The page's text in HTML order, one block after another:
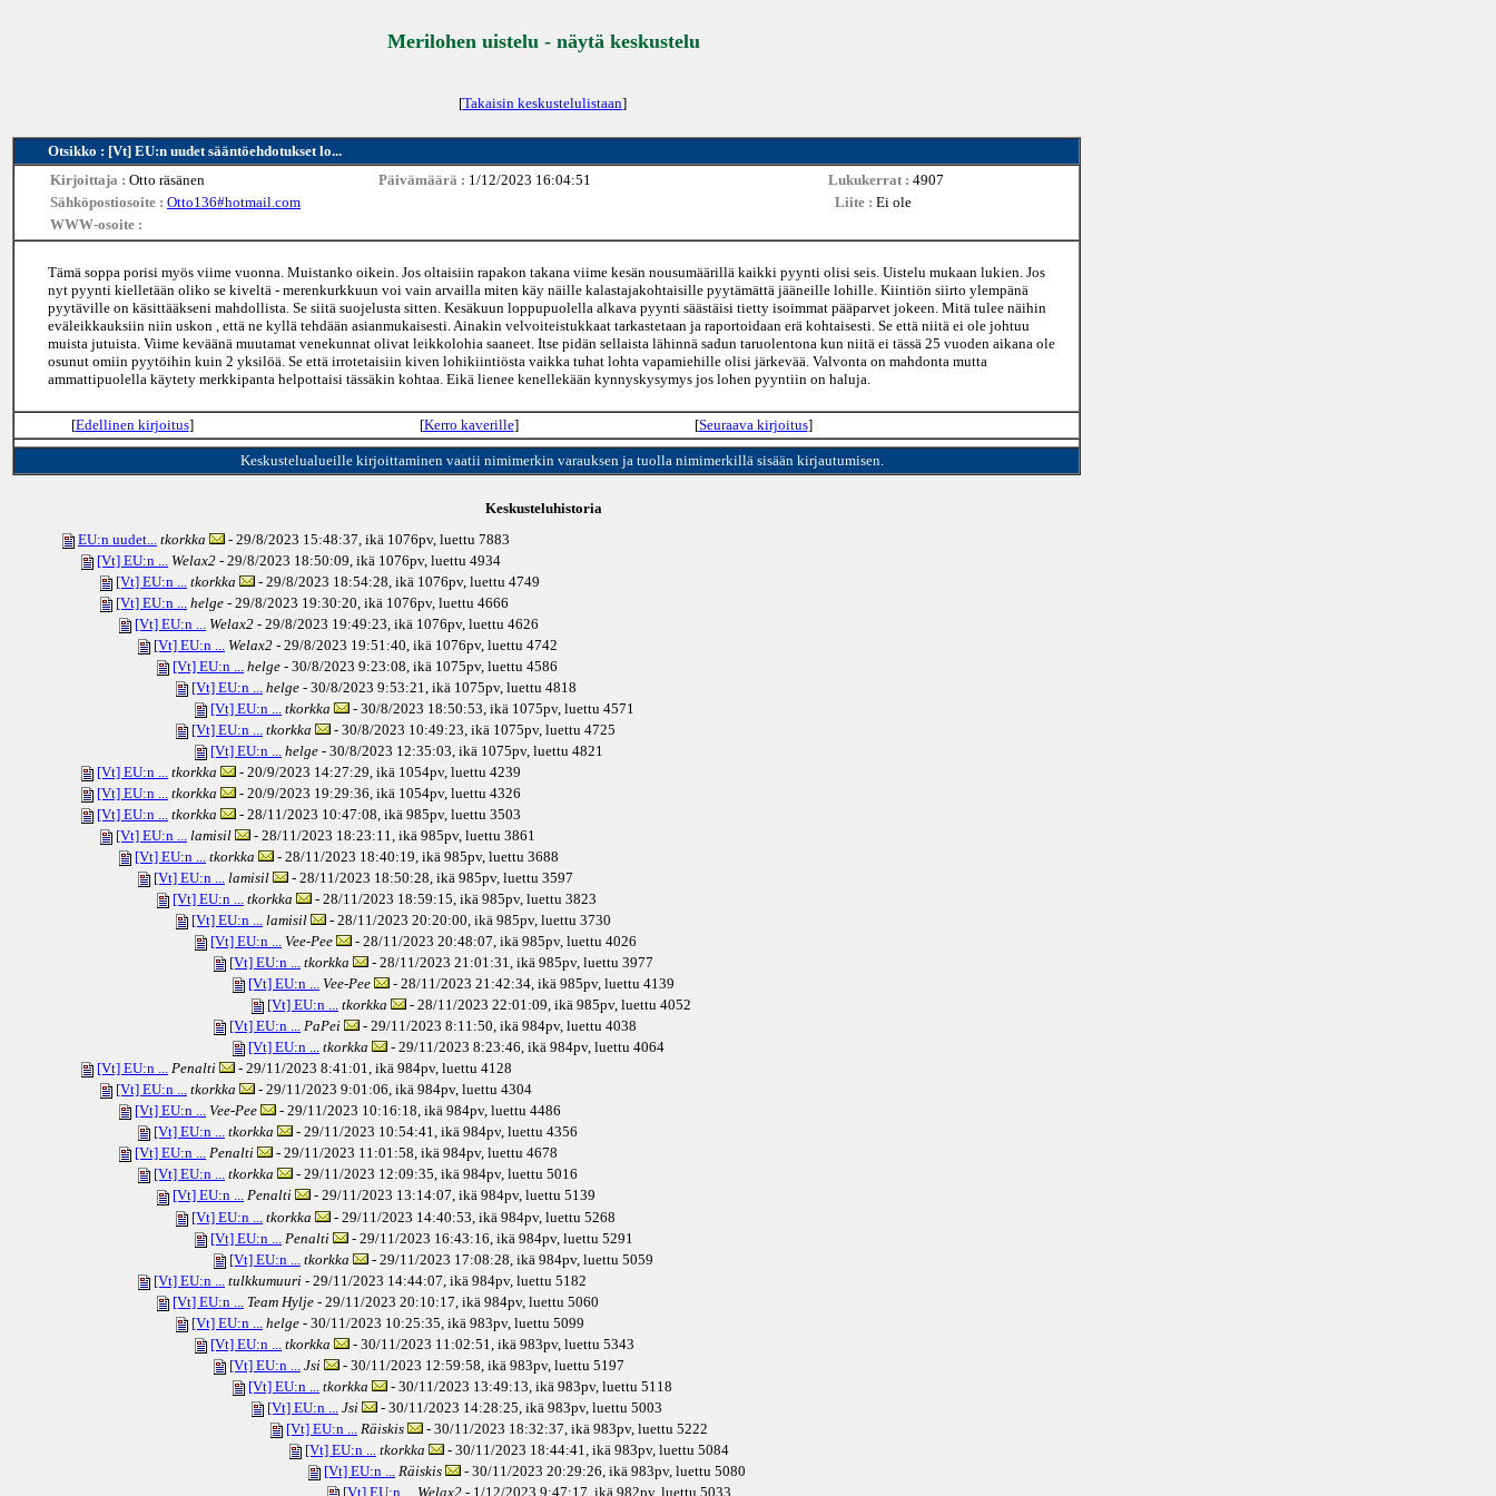
Merilohen uistelu - näytä keskustelu
[Takaisin keskustelulistaan]
Otsikko : [Vt] EU:n uudet sääntöehdotukset lo...
Kirjoittaja : Otto räsänen Päivämäärä : 1/12/2023 16:04:51 Lukukerrat : 4907
Sähköpostiosoite : Otto136#hotmail.com Liite : Ei ole
WWW-osoite :
Tämä soppa porisi myös viime vuonna. Muistanko oikein. Jos oltaisiin rapakon takana viime kesän nousumäärillä kaikki pyynti olisi seis. Uistelu mukaan lukien. Jos
nyt pyynti kielletään oliko se kiveltä - merenkurkkuun voi vain arvailla miten käy näille kalastajakohtaisille pyytämättä jääneille lohille. Kiintiön siirto ylempänä
pyytäville on käsittääkseni mahdollista. Se siitä suojelusta sitten. Kesäkuun loppupuolella alkava pyynti säästäisi tietty isoimmat pääparvet jokeen. Mitä tulee näihin
eväleikkauksiin niin uskon , että ne kyllä tehdään asianmukaisesti. Ainakin velvoiteistukkaat tarkastetaan ja raportoidaan erä kohtaisesti. Se että niitä ei ole johtuu
muista jutuista. Viime keväänä muutamat venekunnat olivat leikkolohia saaneet. Itse pidän sellaista lähinnä sadun taruolentona kun niitä ei tässä 25 vuoden aikana ole
osunut omiin pyytöihin kuin 2 yksilöä. Se että irrotetaisiin kiven lohikiintiösta vaikka tuhat lohta vapamiehille olisi järkevää. Valvonta on mahdonta mutta
ammattipuolella käytety merkkipanta helpottaisi tässäkin kohtaa. Eikä lienee kenellekään kynnyskysymys jos lohen pyyntiin on haluja.
[Edellinen kirjoitus] [Kerro kaverille] [Seuraava kirjoitus]
Keskustelualueille kirjoittaminen vaatii nimimerkin varauksen ja tuolla nimimerkillä sisään kirjautumisen.
Keskusteluhistoria
EU:n uudet... tkorkka - 29/8/2023 15:48:37, ikä 1076pv, luettu 7883
[Vt] EU:n ... Welax2 - 29/8/2023 18:50:09, ikä 1076pv, luettu 4934
[Vt] EU:n ... tkorkka - 29/8/2023 18:54:28, ikä 1076pv, luettu 4749
[Vt] EU:n ... helge - 29/8/2023 19:30:20, ikä 1076pv, luettu 4666
[Vt] EU:n ... Welax2 - 29/8/2023 19:49:23, ikä 1076pv, luettu 4626
[Vt] EU:n ... Welax2 - 29/8/2023 19:51:40, ikä 1076pv, luettu 4742
[Vt] EU:n ... helge - 30/8/2023 9:23:08, ikä 1075pv, luettu 4586
[Vt] EU:n ... helge - 30/8/2023 9:53:21, ikä 1075pv, luettu 4818
[Vt] EU:n ... tkorkka - 30/8/2023 18:50:53, ikä 1075pv, luettu 4571
[Vt] EU:n ... tkorkka - 30/8/2023 10:49:23, ikä 1075pv, luettu 4725
[Vt] EU:n ... helge - 30/8/2023 12:35:03, ikä 1075pv, luettu 4821
[Vt] EU:n ... tkorkka - 20/9/2023 14:27:29, ikä 1054pv, luettu 4239
[Vt] EU:n ... tkorkka - 20/9/2023 19:29:36, ikä 1054pv, luettu 4326
[Vt] EU:n ... tkorkka - 28/11/2023 10:47:08, ikä 985pv, luettu 3503
[Vt] EU:n ... lamisil - 28/11/2023 18:23:11, ikä 985pv, luettu 3861
[Vt] EU:n ... tkorkka - 28/11/2023 18:40:19, ikä 985pv, luettu 3688
[Vt] EU:n ... lamisil - 28/11/2023 18:50:28, ikä 985pv, luettu 3597
[Vt] EU:n ... tkorkka - 28/11/2023 18:59:15, ikä 985pv, luettu 3823
[Vt] EU:n ... lamisil - 28/11/2023 20:20:00, ikä 985pv, luettu 3730
[Vt] EU:n ... Vee-Pee - 28/11/2023 20:48:07, ikä 985pv, luettu 4026
[Vt] EU:n ... tkorkka - 28/11/2023 21:01:31, ikä 985pv, luettu 3977
[Vt] EU:n ... Vee-Pee - 28/11/2023 21:42:34, ikä 985pv, luettu 4139
[Vt] EU:n ... tkorkka - 28/11/2023 22:01:09, ikä 985pv, luettu 4052
[Vt] EU:n ... PaPei - 29/11/2023 8:11:50, ikä 984pv, luettu 4038
[Vt] EU:n ... tkorkka - 29/11/2023 8:23:46, ikä 984pv, luettu 4064
[Vt] EU:n ... Penalti - 29/11/2023 8:41:01, ikä 984pv, luettu 4128
[Vt] EU:n ... tkorkka - 29/11/2023 9:01:06, ikä 984pv, luettu 4304
[Vt] EU:n ... Vee-Pee - 29/11/2023 10:16:18, ikä 984pv, luettu 4486
[Vt] EU:n ... tkorkka - 29/11/2023 10:54:41, ikä 984pv, luettu 4356
[Vt] EU:n ... Penalti - 29/11/2023 11:01:58, ikä 984pv, luettu 4678
[Vt] EU:n ... tkorkka - 29/11/2023 12:09:35, ikä 984pv, luettu 5016
[Vt] EU:n ... Penalti - 29/11/2023 13:14:07, ikä 984pv, luettu 5139
[Vt] EU:n ...
tkorkka - 29/11/2023 14:40:53, ikä 984pv, luettu 5268
[Vt] EU:n ...
Penalti - 29/11/2023 16:43:16, ikä 984pv, luettu 5291
[Vt] EU:n ...
tkorkka - 29/11/2023 17:08:28, ikä 984pv, luettu 5059
[Vt] EU:n ...
tulkkumuuri - 29/11/2023 14:44:07, ikä 984pv, luettu 5182
[Vt] EU:n ...
Team Hylje - 29/11/2023 20:10:17, ikä 984pv, luettu 5060
[Vt] EU:n ...
helge - 30/11/2023 10:25:35, ikä 983pv, luettu 5099
[Vt] EU:n ...
tkorkka - 30/11/2023 11:02:51, ikä 983pv, luettu 5343
[Vt] EU:n ...
Jsi - 30/11/2023 12:59:58, ikä 983pv, luettu 5197
[Vt] EU:n ...
tkorkka - 30/11/2023 13:49:13, ikä 983pv, luettu 5118
[Vt] EU:n ...
Jsi - 30/11/2023 14:28:25, ikä 983pv, luettu 5003
[Vt] EU:n ...
Räiskis - 30/11/2023 18:32:37, ikä 983pv, luettu 5222
[Vt] EU:n ...
tkorkka - 30/11/2023 18:44:41, ikä 983pv, luettu 5084
[Vt] EU:n ...
Räiskis - 30/11/2023 20:29:26, ikä 983pv, luettu 5080
[Vt] EU:n ...
Welax2 - 1/12/2023 9:47:17, ikä 982pv, luettu 5033